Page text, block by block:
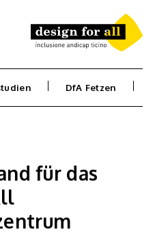
DfA Fetzen
für das